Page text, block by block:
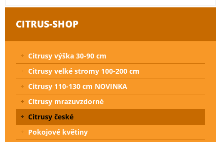
CITRUS-SHOP
Citrusy výška 30-90 cm
Citrusy velké stromy 100-200 cm
Citrusy 110-130 cm NOVINKA
Citrusy mrazuvzdorné
Citrusy české
Pokojové květiny